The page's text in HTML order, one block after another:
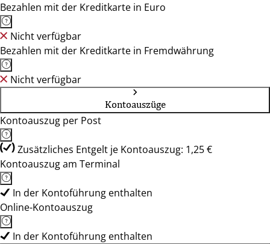
Bezahlen mit der Kreditkarte in Euro
Nicht verfügbar
Bezahlen mit der Kreditkarte in Fremdwährung
Nicht verfügbar
Kontoauszüge
Kontoauszug per Post
Zusätzliches Entgelt je Kontoauszug: 1,25 €
Kontoauszug am Terminal
In der Kontoführung enthalten
Online-Kontoauszug
In der Kontoführung enthalten